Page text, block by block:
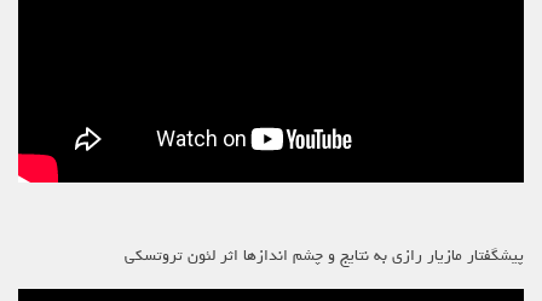
پیشگفتار مازیار رازی به نتایج و چشم اندازها اثر لئون تروتسکی